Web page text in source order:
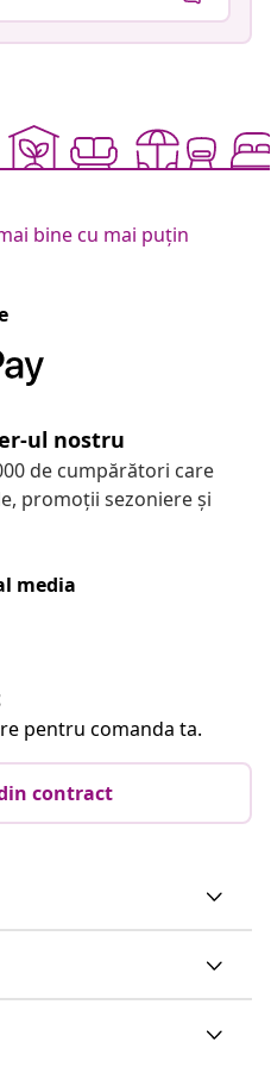
bine cu mai puțin
ul nostru
de cumpărători care
promoții sezoniere și
media
pentru comanda ta.
contract